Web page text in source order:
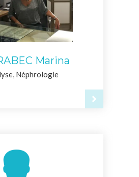
Marina
Néphrologie